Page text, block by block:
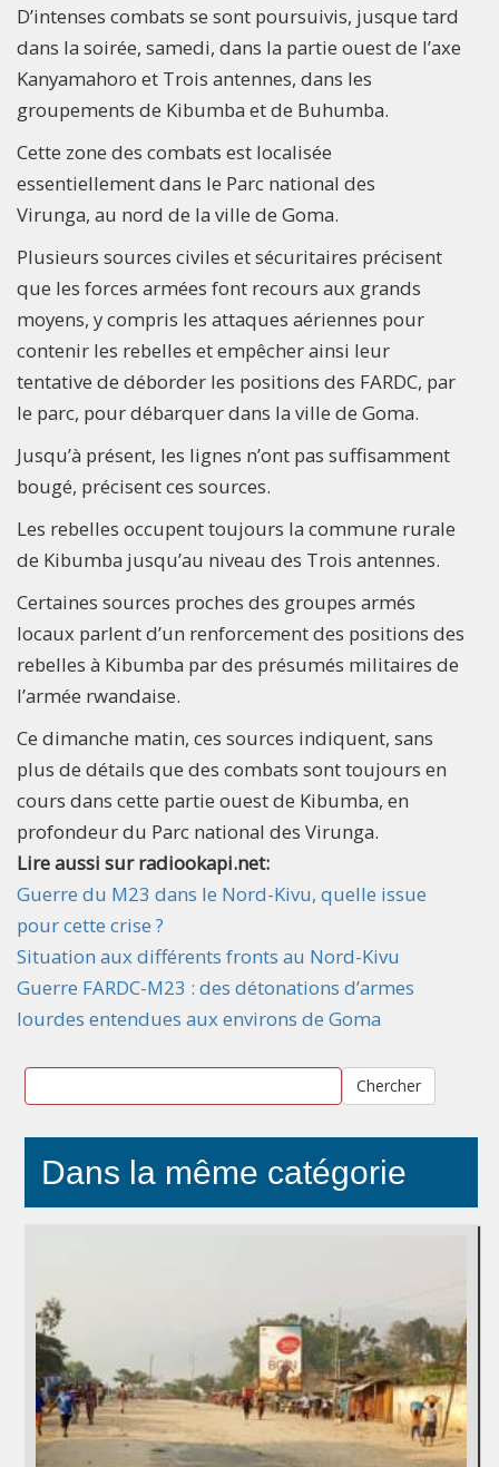
D’intenses combats se sont poursuivis, jusque tard
dans la soirée, samedi, dans la partie ouest de l’axe
Kanyamahoro et Trois antennes, dans les
groupements de Kibumba et de Buhumba.
Cette zone des combats est localisée
essentiellement dans le Parc national des
Virunga, au nord de la ville de Goma.
Plusieurs sources civiles et sécuritaires précisent
que les forces armées font recours aux grands
moyens, y compris les attaques aériennes pour
contenir les rebelles et empêcher ainsi leur
tentative de déborder les positions des FARDC, par
le parc, pour débarquer dans la ville de Goma.
Jusqu’à présent, les lignes n’ont pas suffisamment
bougé, précisent ces sources.
Les rebelles occupent toujours la commune rurale
de Kibumba jusqu’au niveau des Trois antennes.
Certaines sources proches des groupes armés
locaux parlent d’un renforcement des positions des
rebelles à Kibumba par des présumés militaires de
l’armée rwandaise.
Ce dimanche matin, ces sources indiquent, sans
plus de détails que des combats sont toujours en
cours dans cette partie ouest de Kibumba, en
profondeur du Parc national des Virunga.
Lire aussi sur radiookapi.net:
Guerre du M23 dans le Nord-Kivu, quelle issue
pour cette crise ?
Situation aux différents fronts au Nord-Kivu
Guerre FARDC-M23 : des détonations d’armes
lourdes entendues aux environs de Goma
Chercher
Dans la même catégorie